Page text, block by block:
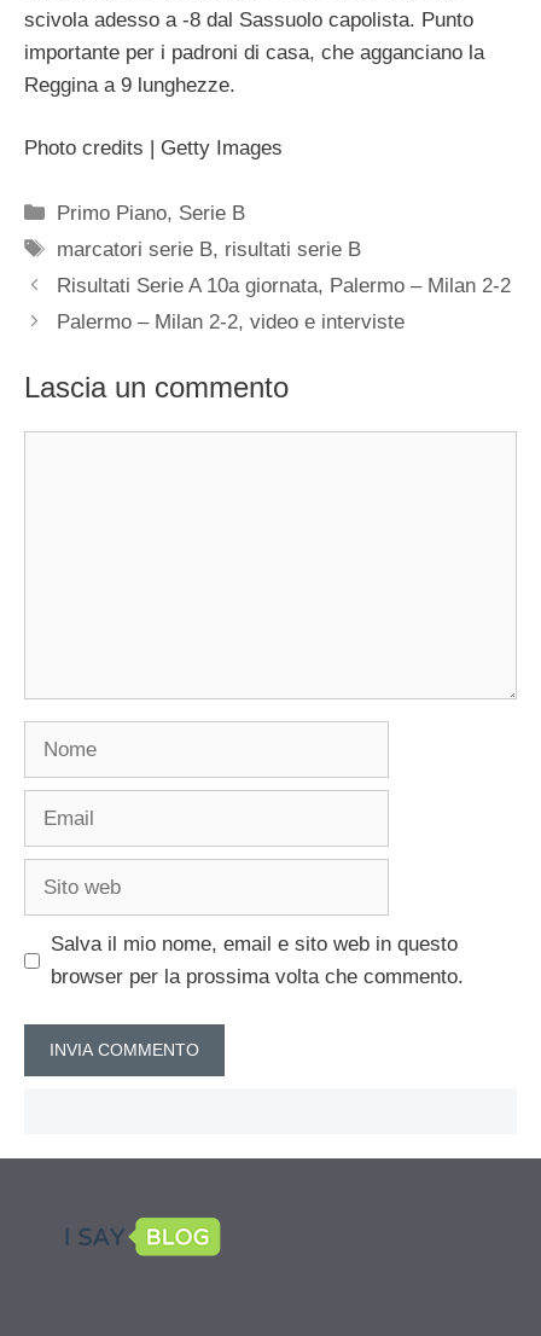
scivola adesso a -8 dal Sassuolo capolista. Punto
importante per i padroni di casa, che agganciano la
Reggina a 9 lunghezze.
Photo credits | Getty Images
Categorie
Primo Piano, Serie B
Tag
marcatori serie B, risultati serie B
Risultati Serie A 10a giornata, Palermo – Milan 2-2
Palermo – Milan 2-2, video e interviste
Lascia un commento
Nome
Email
Sito
Salva il mio nome, email e sito web in questo
browser per la prossima volta che commento.